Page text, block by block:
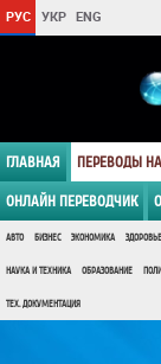
РУС УКР ENG
ГЛАВНАЯ ПЕРЕВОДЫ
ОНЛАЙН ПЕРЕВОДЧИК
АВТО БИЗНЕС ЭКОНОМИКА ЗДОРОВЬЕ
НАУКА И ТЕХНИКА ОБРАЗОВАНИЕ
ТЕХ. ДОКУМЕНТАЦИЯ